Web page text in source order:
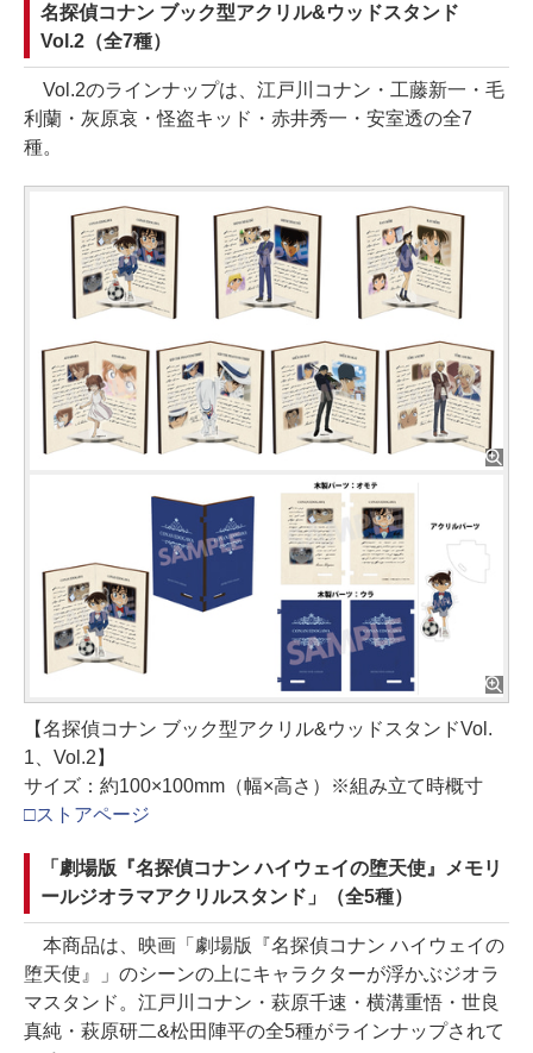
名探偵コナン ブック型アクリル&ウッドスタンド
Vol.2（全7種）
Vol.2のラインナップは、江戸川コナン・工藤新一・毛
利蘭・灰原哀・怪盗キッド・赤井秀一・安室透の全7
種。
【名探偵コナン ブック型アクリル&ウッドスタンドVol.
1、Vol.2】
サイズ：約100×100mm（幅×高さ）※組み立て時概寸
□ストアページ
「劇場版『名探偵コナン ハイウェイの堕天使』メモリ
ールジオラマアクリルスタンド」（全5種）
本商品は、映画「劇場版『名探偵コナン ハイウェイの
堕天使』」のシーンの上にキャラクターが浮かぶジオラ
マスタンド。江戸川コナン・萩原千速・横溝重悟・世良
真純・萩原研二&松田陣平の全5種がラインナップされて